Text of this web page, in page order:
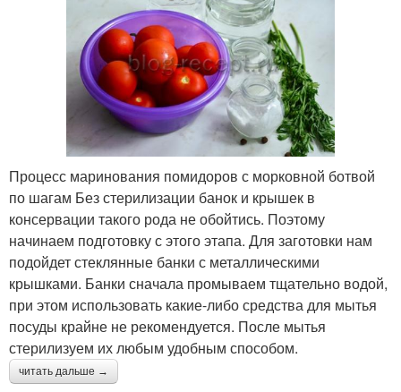
Процесс маринования помидоров с морковной ботвой
по шагам Без стерилизации банок и крышек в
консервации такого рода не обойтись. Поэтому
начинаем подготовку с этого этапа. Для заготовки нам
подойдет стеклянные банки с металлическими
крышками. Банки сначала промываем тщательно водой,
при этом использовать какие-либо средства для мытья
посуды крайне не рекомендуется. После мытья
стерилизуем их любым удобным способом.
читать дальше →